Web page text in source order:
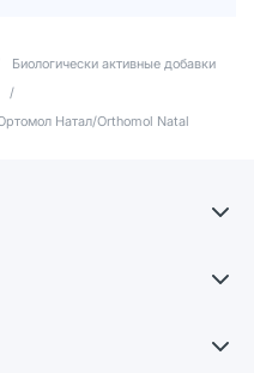
Биологически активные добавки
/
Натал/Orthomol Natal